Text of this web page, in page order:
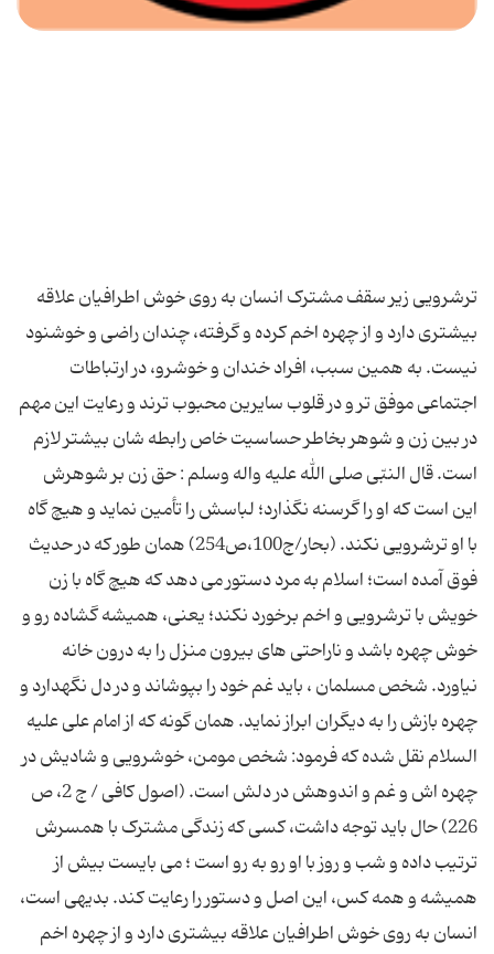
ترشرویی زیر سقف مشترک انسان به روی خوش اطرافیان علاقه
بیشتری دارد و از چهره اخم کرده و گرفته، چندان راضی و خوشنود
نیست. به همین سبب، افراد خندان و خوشرو، در ارتباطات
اجتماعی موفق تر و در قلوب سایرین محبوب ترند و رعایت این مهم
در بین زن و شوهر بخاطر حساسیت خاص رابطه شان بیشتر لازم
است. قال النبّی صلی الله علیه واله وسلم : حق زن بر شوهرش
این است که او را گرسنه نگذارد؛ لباسش را تأمین نماید و هیچ گاه
با او ترشرویی نکند. (بحار/ج100،ص254) همان طور که در حدیث
فوق آمده است؛ اسلام به مرد دستور می دهد که هیچ گاه با زن
خویش با ترشرویی و اخم برخورد نکند؛ یعنی، همیشه گشاده رو و
خوش چهره باشد و ناراحتی های بیرون منزل را به درون خانه
نیاورد. شخص مسلمان ، باید غم خود را بپوشاند و در دل نگهدارد و
چهره بازش را به دیگران ابراز نماید. همان گونه که از امام علی علیه
السلام نقل شده که فرمود: شخص مومن، خوشرویی و شادیش در
چهره اش و غم و اندوهش در دلش است. (اصول کافی / ج 2، ص
226) حال باید توجه داشت، کسی که زندگی مشترک با همسرش
ترتیب داده و شب و روز با او رو به رو است ؛ می بایست بیش از
همیشه و همه کس، این اصل و دستور را رعایت کند. بدیهی است،
انسان به روی خوش اطرافیان علاقه بیشتری دارد و از چهره اخم